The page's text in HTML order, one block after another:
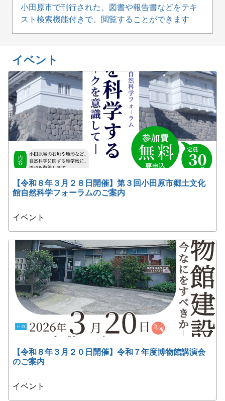
小田原市で刊行された、図書や報告書などをテキ
スト検索機能付きで、閲覧することができます
イベント
【令和８年３月２８日開催】第３回小田原市郷土文化
館自然科学フォーラムのご案内
イベント
【令和８年３月２０日開催】令和７年度博物館講演会
のご案内
イベント